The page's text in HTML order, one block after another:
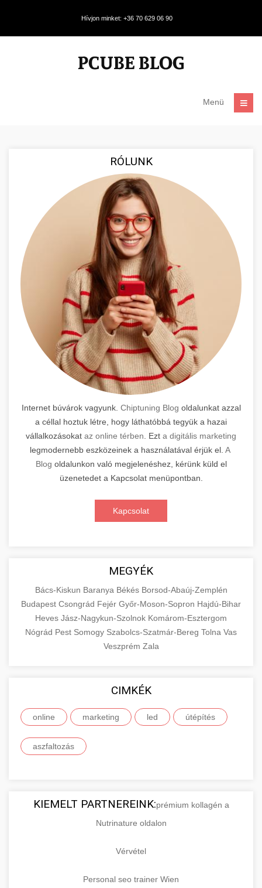
Hívjon minket: +36 70 629 06 90
Menü
RÓLUNK
Internet búvárok vagyunk. Chiptuning Blog oldalunkat azzal
a céllal hoztuk létre, hogy láthatóbbá tegyük a hazai
vállalkozásokat az online térben . Ezt a digitális marketing
legmodernebb eszközeinek a használatával érjük el. A
Blog oldalunkon való megjelenéshez, kérünk küld el
üzenetedet a Kapcsolat menüpontban.
Kapcsolat
MEGYÉK
Bács-Kiskun Baranya Békés Borsod-Abaúj-Zemplén
Budapest Csongrád Fejér Győr-Moson-Sopron Hajdú-Bihar
Heves Jász-Nagykun-Szolnok Komárom-Esztergom
Nógrád Pest Somogy Szabolcs-Szatmár-Bereg Tolna Vas
Veszprém Zala
CIMKÉK
online marketing led útépítés
aszfaltozás
KIEMELT PARTNEREINK:prémium kollagén a
Nutrinature oldalon
Vérvétel
Personal seo trainer Wien